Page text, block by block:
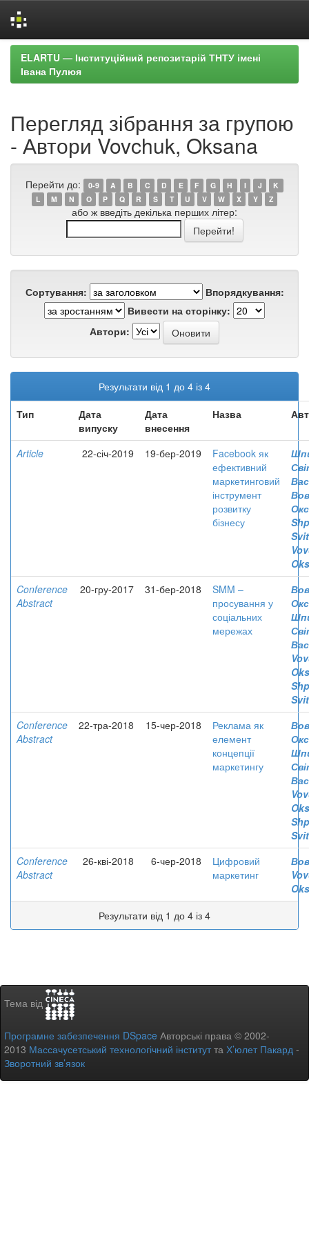
Skip
navigation
ELARTU — Інституційний репозитарій ТНТУ імені
Івана Пулюя
Перегляд зібрання за групою
- Автори Vovchuk, Oksana
Перейти до: 0-9 A B C D E F G H I J
K
L
M N O P Q R S T U V W X Y Z
або ж введіть декілька перших літер:
Сортування:
Впорядкування:
Вивести на сторінку:
Автори:
Результати від 1 до 4 із 4
Тип
Дата
випуску
Дата
внесення
Назва
Article 22-січ-2019 19-бер-2019
Facebook як
ефективний
маркетинговий
інструмент
розвитку
бізнесу
Conference
Abstract
20-гру-2017 31-бер-2018
SMM –
просування у
соціальних
мережах
Conference
Abstract
22-тра-2018 15-чер-2018
Реклама як
елемент
концепції
маркетингу
Conference
Abstract
26-кві-2018 6-чер-2018
Цифровий
маркетинг
Результати від 1 до 4 із 4
Тема від
Програмне забезпечення DSpace Авторські права © 2002-
2013 Массачусетський технологічний інститутта Х’юлет Пакард -
Зворотний зв’язок